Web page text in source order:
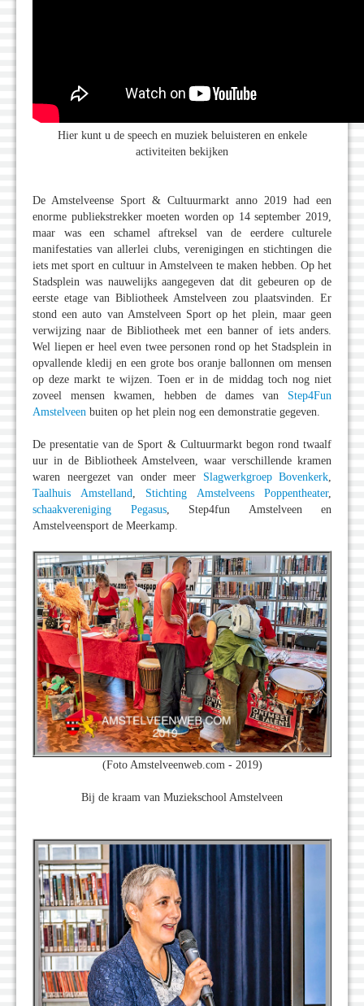
Hier kunt u de speech en muziek beluisteren en enkele
activiteiten bekijken
De Amstelveense Sport & Cultuurmarkt anno 2019 had een
enorme publiekstrekker moeten worden op 14 september 2019,
maar was een schamel aftreksel van de eerdere culturele
manifestaties van allerlei clubs, verenigingen en stichtingen die
iets met sport en cultuur in Amstelveen te maken hebben. Op het
Stadsplein was nauwelijks aangegeven dat dit gebeuren op de
eerste etage van Bibliotheek Amstelveen zou plaatsvinden. Er
stond een auto van Amstelveen Sport op het plein, maar geen
verwijzing naar de Bibliotheek met een banner of iets anders.
Wel liepen er heel even twee personen rond op het Stadsplein in
opvallende kledij en een grote bos oranje ballonnen om mensen
op deze markt te wijzen. Toen er in de middag toch nog niet
zoveel mensen kwamen, hebben de dames van Step4Fun
Amstelveen buiten op het plein nog een demonstratie gegeven.
De presentatie van de Sport & Cultuurmarkt begon rond twaalf
uur in de Bibliotheek Amstelveen, waar verschillende kramen
waren neergezet van onder meer Slagwerkgroep Bovenkerk
Taalhuis Amstelland
Stichting Amstelveens Poppentheater,
schaakvereniging Pegasus, Step4fun Amstelveen en
Amstelveensport de Meerkamp.
(Foto Amstelveenweb.com - 2019)
Bij de kraam van Muziekschool Amstelveen